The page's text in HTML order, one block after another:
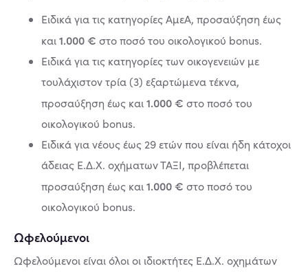
Ειδικά για τις κατηγορίες ΑμεΑ, προσαύξηση έως
και1.000 € στο ποσό του οικολογικού bonus.
Ειδικά για τις κατηγορίες των οικογενειών με
τουλάχιστον τρία (3) εξαρτώμενα τέκνα,
προσαύξηση έως και1.000 € στο ποσό του
οικολογικού bonus.
Ειδικά για νέους έως 29 ετών που είναι ήδη κάτοχοι
άδειας Ε.Δ.Χ. οχήματων ΤΑΞΙ, προβλέπεται
προσαύξηση έως και1.000 € στο ποσό του
οικολογικού bonus.
Ωφελούμενοι
Ωφελούμενοι είναι όλοι οι ιδιοκτήτες Ε.Δ.Χ. οχημάτων